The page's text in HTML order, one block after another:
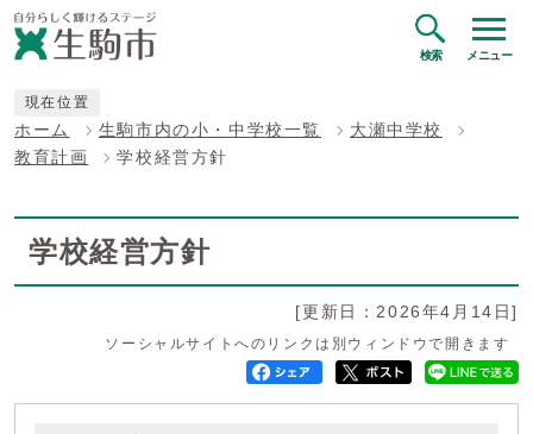
検索 メニュー
現在位置
ホーム 生駒市内の小・中学校一覧
大瀬中学校
教育計画
学校経営方針
学校経営方針
[更新日：2026年4月14日]
ソーシャルサイトへのリンクは別ウィンドウで開きます